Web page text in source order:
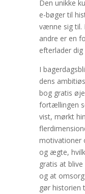
Den unikke
e-bøger til
vænne sig til.
andre er en
efterlader
I
dens
bog gratis
fortællingen
vist, mørkt
motivationer
og ægte,
gratis at
og at
gør historien